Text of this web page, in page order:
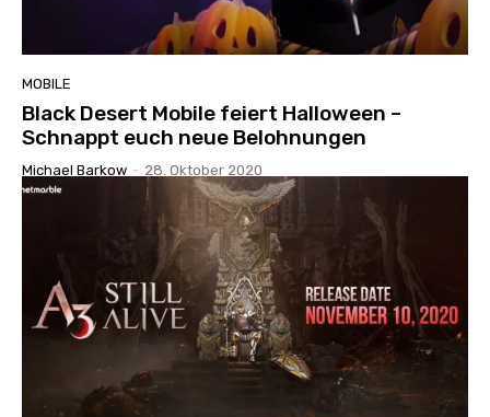
MOBILE
Black Desert Mobile feiert Halloween –
Schnappt euch neue Belohnungen
Michael Barkow - 28. Oktober 2020